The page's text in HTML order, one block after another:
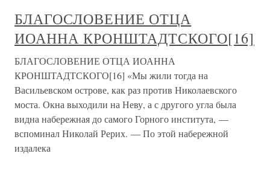
БЛАГОСЛОВЕНИЕ ОТЦА
ИОАННА КРОНШТАДТСКОГО[16]
БЛАГОСЛОВЕНИЕ ОТЦА ИОАННА
КРОНШТАДТСКОГО[16] «Мы жили тогда на
Васильевском острове, как раз против Николаевского
моста. Окна выходили на Неву, а с другого угла была
видна набережная до самого Горного института, —
вспоминал Николай Рерих. — По этой набережной
издалека